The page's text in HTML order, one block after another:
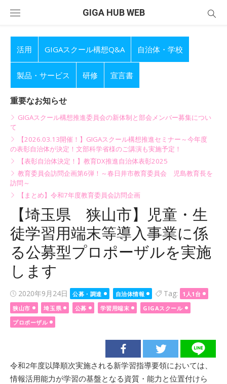
GIGA HUB WEB
活用 GIGAスクール構想Q&A 自治体・学校
製品・サービス 研修 宣言書
重要なお知らせ
GIGAスクール構想推進委員会の新体制と部会メンバー募集につい
て
【2026.03.13開催！】GIGAスクール構想推進セミナー～今年度
の表彰自治体が決定！文部科学省様のご講演も実施予定！
【表彰自治体決定！】教育DX推進自治体表彰2025
教育委員会訪問企画第6弾！～春日井市教育委員会 児島教育長を
訪問～
【まとめ】令和7年度教育委員会訪問企画
【埼玉県 狭山市】児童・生
徒学習用端末等導入事業に係
る公募型プロポーザルを実施
します
Posted
on
2020年9月24日 公募・調達 自治体情報 Tag:
1人1台
狭山市
埼玉県 公募 学習用端末
GIGAスクール
プロポーザル
令和2年度以降順次実施される新学習指導要領においては、
情報活用能力が学習の基盤となる資質・能力と位置付けら